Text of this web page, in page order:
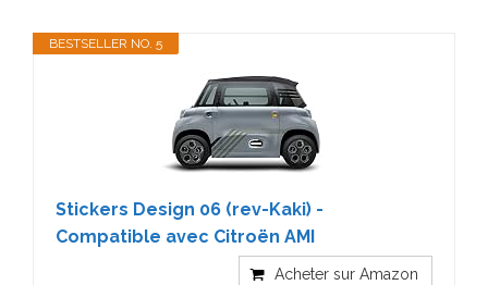
BESTSELLER NO. 5
Stickers Design 06 (rev-Kaki) -
Compatible avec Citroën AMI
Acheter sur Amazon